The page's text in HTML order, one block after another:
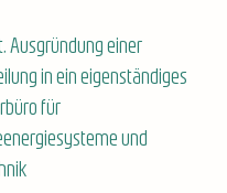
Ausgründung einer
in ein eigenständiges
für
und